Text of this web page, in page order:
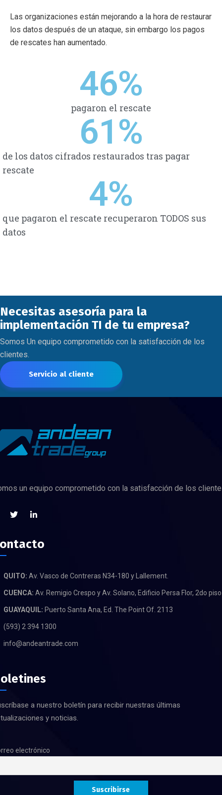
Las organizaciones están mejorando a la hora de restaurar
los datos después de un ataque, sin embargo los pagos
de rescates han aumentado.
pagaron el rescate
46%
de los datos cifrados restaurados tras pagar
rescate
61%
que pagaron el rescate recuperaron TODOS sus
datos
4%
Necesitas asesoría para la
implementación TI de tu empresa?
Somos Un equipo comprometido con la satisfacción de los
clientes.
Servicio al cliente
un equipo comprometido con la satisfacción de los
QUITO: Av. Vasco de Contreras N34-180 y Lallement.
CUENCA: Av. Remigio Crespo y Av. Solano, Edificio Persa Flor, 2do piso
GUAYAQUIL: Puerto Santa Ana, Ed. The Point Of. 2113
(593) 2 394 1300
info@andeantrade.com
a nuestro boletín para recibir nuestras últimas
y noticias.
electrónico